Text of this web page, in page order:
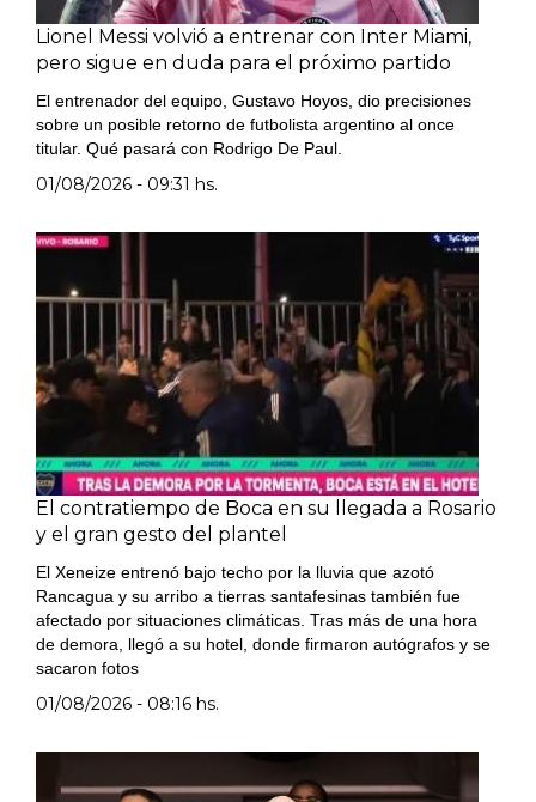
Lionel Messi volvió a entrenar con Inter Miami,
pero sigue en duda para el próximo partido
El entrenador del equipo, Gustavo Hoyos, dio precisiones
sobre un posible retorno de futbolista argentino al once
titular. Qué pasará con Rodrigo De Paul.
01/08/2026 - 09:31 hs.
El contratiempo de Boca en su llegada a Rosario
y el gran gesto del plantel
El Xeneize entrenó bajo techo por la lluvia que azotó
Rancagua y su arribo a tierras santafesinas también fue
afectado por situaciones climáticas. Tras más de una hora
de demora, llegó a su hotel, donde firmaron autógrafos y se
sacaron fotos
01/08/2026 - 08:16 hs.